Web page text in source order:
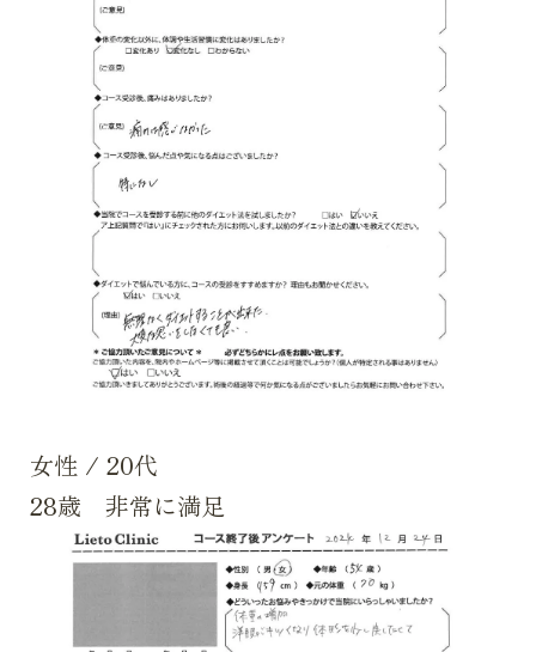
女性 / 20代
28歳 非常に満足